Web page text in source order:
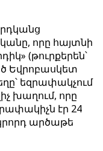
որը հայտնի
(թուրքերեն՝
Եվրոբասկետ
եզրափակչում
խաղում, որը
էր 24
արծաթե